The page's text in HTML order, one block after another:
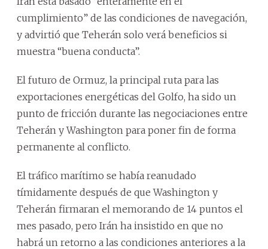
cumplimiento” de las condiciones de navegación,
y advirtió que Teherán solo verá beneficios si
muestra “buena conducta”.
El futuro de Ormuz, la principal ruta para las
exportaciones energéticas del Golfo, ha sido un
punto de fricción durante las negociaciones entre
Teherán y Washington para poner fin de forma
permanente al conflicto.
El tráfico marítimo se había reanudado
tímidamente después de que Washington y
Teherán firmaran el memorando de 14 puntos el
mes pasado, pero Irán ha insistido en que no
habrá un retorno a las condiciones anteriores a la